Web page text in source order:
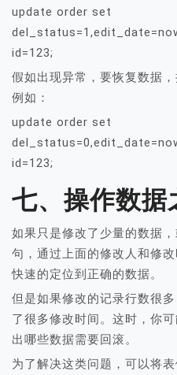
update order set
id=123;
假如出现异常，要恢复数据
例如：
update order set
id=123;
七、操作数据
如果只是修改了少量的数据
句，通过上面的修改人和修
快速的定位到正确的数据。
但是如果修改的记录行数很
了很多修改时间。这时，你
出哪些数据需要回滚。
为了解决这类问题，可以将表